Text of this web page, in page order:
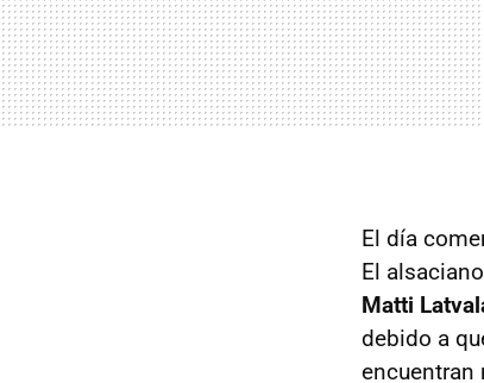
El día
El
Matti
debido a
encuentran